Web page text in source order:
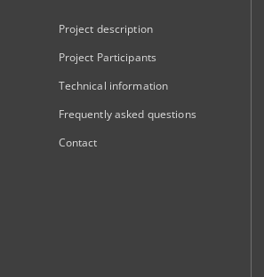
Project description
Project Participants
Technical information
Frequently asked questions
Contact